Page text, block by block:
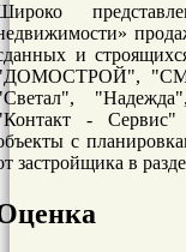
и
"СМУ-
- Сервис"
с
застройщика в